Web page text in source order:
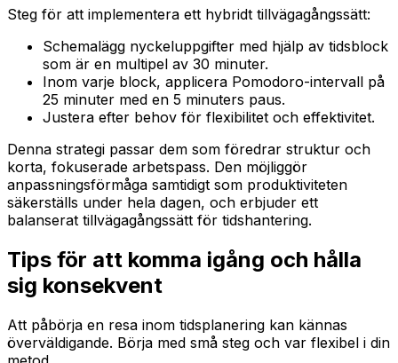
Steg för att implementera ett hybridt tillvägagångssätt:
Schemalägg nyckeluppgifter med hjälp av tidsblock
som är en multipel av 30 minuter.
Inom varje block, applicera Pomodoro-intervall på
25 minuter med en 5 minuters paus.
Justera efter behov för flexibilitet och effektivitet.
Denna strategi passar dem som föredrar struktur och
korta, fokuserade arbetspass. Den möjliggör
anpassningsförmåga samtidigt som produktiviteten
säkerställs under hela dagen, och erbjuder ett
balanserat tillvägagångssätt för tidshantering.
Tips för att komma igång och hålla
sig konsekvent
Att påbörja en resa inom tidsplanering kan kännas
överväldigande. Börja med små steg och var flexibel i din